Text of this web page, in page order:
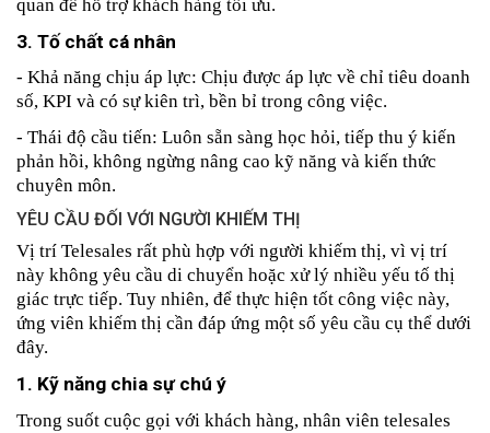
quan để hỗ trợ khách hàng tối ưu.
3. Tố chất cá nhân
- Khả năng chịu áp lực: Chịu được áp lực về chỉ tiêu doanh
số, KPI và có sự kiên trì, bền bỉ trong công việc.
- Thái độ cầu tiến: Luôn sẵn sàng học hỏi, tiếp thu ý kiến
phản hồi, không ngừng nâng cao kỹ năng và kiến thức
chuyên môn.
YÊU CẦU ĐỐI VỚI NGƯỜI KHIẾM THỊ
Vị trí Telesales rất phù hợp với người khiếm thị, vì vị trí
này không yêu cầu di chuyển hoặc xử lý nhiều yếu tố thị
giác trực tiếp. Tuy nhiên, để thực hiện tốt công việc này,
ứng viên khiếm thị cần đáp ứng một số yêu cầu cụ thể dưới
đây.
1. Kỹ năng chia sự chú ý
Trong suốt cuộc gọi với khách hàng, nhân viên telesales